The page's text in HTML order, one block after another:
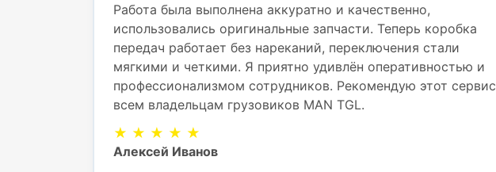
Работа была выполнена аккуратно и качественно,
использовались оригинальные запчасти. Теперь коробка
передач работает без нареканий, переключения стали
мягкими и четкими. Я приятно удивлён оперативностью и
профессионализмом сотрудников. Рекомендую этот сервис
всем владельцам грузовиков MAN TGL.
★ ★ ★ ★ ★
Алексей Иванов